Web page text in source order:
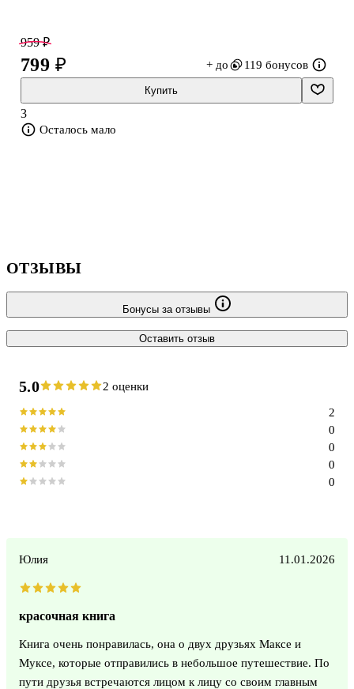
959 ₽
799 ₽ + до 119 бонусов
Купить
3
Осталось мало
ОТЗЫВЫ
Бонусы за отзывы
Оставить отзыв
5.0 2 оценки
0
0
0
0
2
Юлия 11.01.2026
красочная книга
Книга очень понравилась, она о двух друзьях Максе и
Муксе, которые отправились в небольшое путешествие. По
пути друзья встречаются лицом к лицу со своим главным